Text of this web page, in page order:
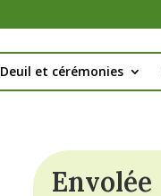
Deuil et cérémonies
Envolée